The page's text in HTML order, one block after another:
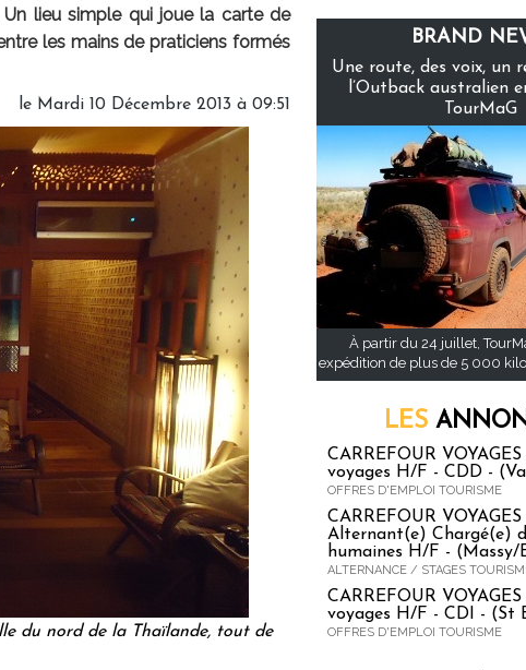
lieu simple qui joue la carte de
les mains de praticiens formés
le Mardi 10 Décembre 2013 à 09:51
du nord de la Thaïlande, tout de
BRAND
Une route, des voix, un
l’Outback australien
TourMaG
À partir du 24 juillet,
expédition de plus de 5 000
LES
CARREFOUR
voyages H/F - CDD -
OFFRES D'EMPLOI TOURISME
CARREFOUR VOYAGES
Alternant(e) Chargé(e)
humaines H/F - (Massy/
ALTERNANCE / STAGES
CARREFOUR
voyages H/F - CDI - (St
OFFRES D'EMPLOI TOURISME